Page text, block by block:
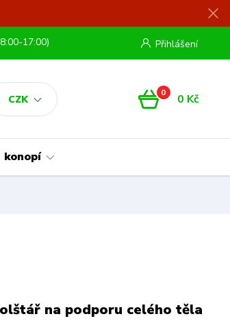
CZK
Přihlášení
17:00)
0 0 Kč
konopí
na podporu celého těla